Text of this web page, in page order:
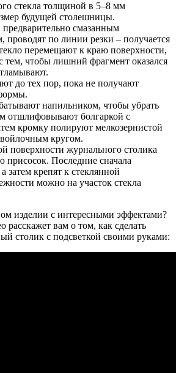
стекла толщиной в 5–8 мм
будущей столешницы.
предварительно смазанным
по линии резки – получается
перемещают к краю поверхности,
тем, чтобы лишний фрагмент оказался
до тех пор, пока не получают
напильником, чтобы убрать
отшлифовывают болгаркой с
кромку полируют мелкозернистой
кругом.
поверхности журнального столика
присосок. Последние сначала
крепят к стеклянной
можно на участок стекла
изделии с интересными эффектами?
расскажет вам о том, как сделать
столик с подсветкой своими руками: